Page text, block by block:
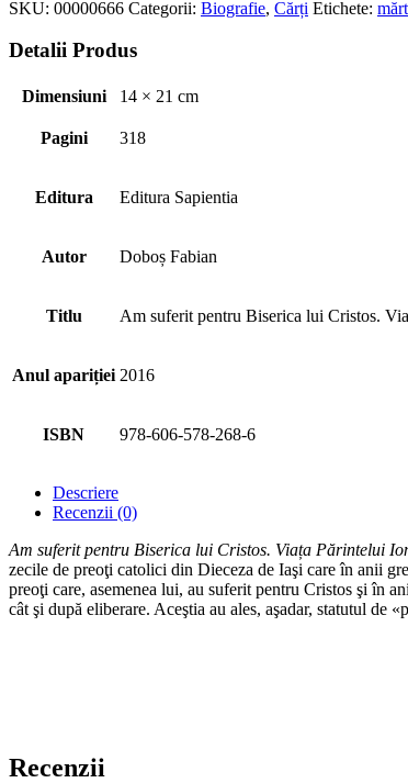
SKU: 00000666 Categorii: Biografie, Cărți Etichete:
Detalii Produs
Dimensiuni 14 × 21 cm
Pagini 318
Editura Editura Sapientia
Autor Doboș Fabian
Titlu Am suferit pentru Biserica lui Cristos.
Anul apariției 2016
ISBN 978-606-578-268-6
Descriere
Recenzii (0)
Am suferit pentru Biserica lui Cristos. Viața Părintelui
zecile de preoţi catolici din Dieceza de Iaşi care în anii
preoţi care, asemenea lui, au suferit pentru Cristos şi în
cât şi după eliberare. Aceştia au ales, aşadar, statutul de
Recenzii